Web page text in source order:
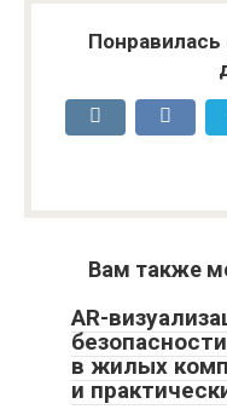
Вам также
AR-
в жилых
и